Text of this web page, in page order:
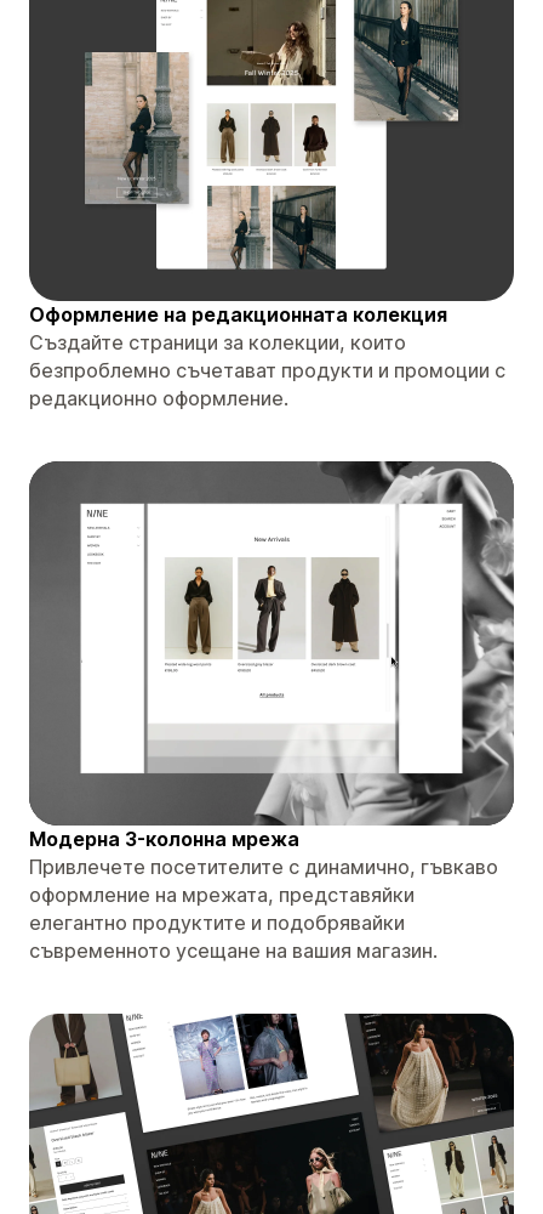
Оформление на редакционната колекция
Създайте страници за колекции, които
безпроблемно съчетават продукти и промоции с
редакционно оформление.
Модерна 3-колонна мрежа
Привлечете посетителите с динамично, гъвкаво
оформление на мрежата, представяйки
елегантно продуктите и подобрявайки
съвременното усещане на вашия магазин.